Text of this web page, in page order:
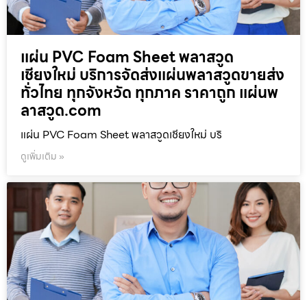
แผ่น PVC Foam Sheet พลาสวูด
เชียงใหม่ บริการจัดส่งแผ่นพลาสวูดขายส่ง
ทั่วไทย ทุกจังหวัด ทุกภาค ราคาถูก แผ่นพ
ลาสวูด.com
แผ่น PVC Foam Sheet พลาสวูดเชียงใหม่ บริ
ดูเพิ่มเติม »